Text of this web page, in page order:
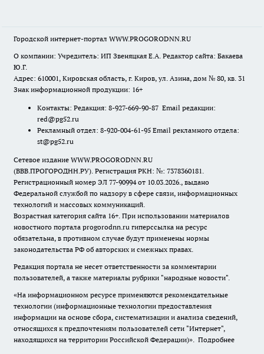
Городской интернет-портал WWW.PROGORODNN.RU
О компании: Учредитель: ИП Звеняцкая Е.А. Редактор сайта: Бакаева
Ю.Г.
Адрес: 610001, Кировская область, г. Киров, ул. Азина, дом № 80, кв. 31
Знак информационной продукции: 16+
Контакты: Редакция: 8-927-669-90-87 Email редакции:
red@pg52.ru
Рекламный отдел: 8-920-004-61-95 Email рекламного отдела:
st@pg52.ru
Сетевое издание WWW.PROGORODNN.RU
(ВВВ.ПРОГОРОДНН.РУ). Регистрация РКН: №: 7378360181.
Регистрационный номер ЭЛ 77-90994 от 10.03.2026., выдано
Федеральной службой по надзору в сфере связи, информационных
технологий и массовых коммуникаций.
Возрастная категория сайта 16+. При использовании материалов
новостного портала progorodnn.ru гиперссылка на ресурс
обязательна, в противном случае будут применены нормы
законодательства РФ об авторских и смежных правах.
Редакция портала не несет ответственности за комментарии
пользователей, а также материалы рубрики "народные новости".
«На информационном ресурсе применяются рекомендательные
технологии (информационные технологии предоставления
информации на основе сбора, систематизации и анализа сведений,
относящихся к предпочтениям пользователей сети "Интернет",
находящихся на территории Российской Федерации)». Подробнее